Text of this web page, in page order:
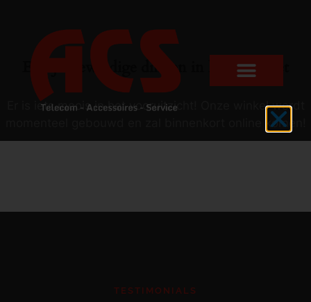
Er zijn geweldige dingen in het verschiet
Er is iets moois in het vooruitzicht! Onze winkel wordt
momenteel gebouwd en zal binnenkort online komen!
TESTIMONIALS